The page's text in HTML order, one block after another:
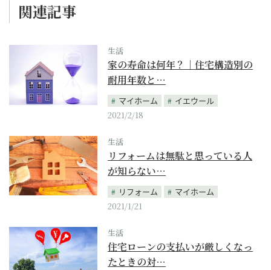
関連記事
生活
家の寿命は何年？｜住宅構造別の
耐用年数と…
マイホーム
イエウール
2021/2/18
生活
リフォームは無駄と思っている人
が知らない…
リフォーム
マイホーム
2021/1/21
生活
住宅ローンの支払いが厳しくなっ
たときの対…